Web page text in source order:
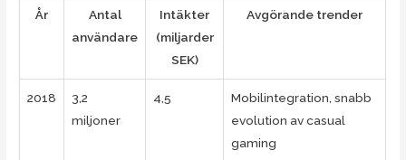
År
Antal
användare
Intäkter
(miljarder
SEK)
Avgörande trender
2018
3,2
miljoner
4,5
Mobilintegration, snabb
evolution av casual
gaming